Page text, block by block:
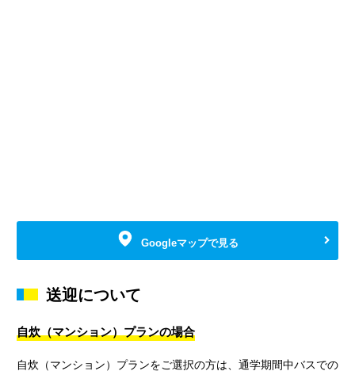
Googleマップで見る
送迎について
自炊（マンション）プランの場合
自炊（マンション）プランをご選択の方は、通学期間中バスでの